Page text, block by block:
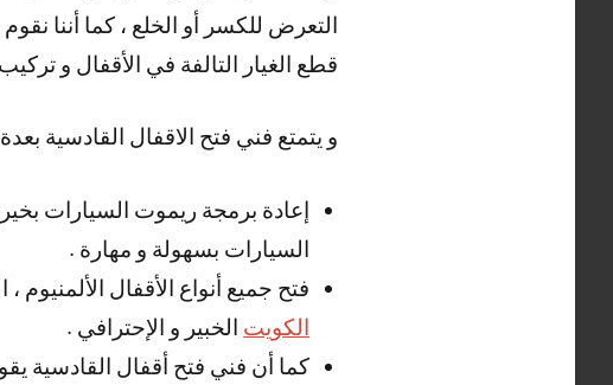
التعرض للكسر أو الخلع ، كما أننا
قطع الغيار التالفة في الأقفال و
و يتمتع فني فتح الاقفال القادسية
إعادة برمجة ريموت السيارات
السيارات بسهولة و مهارة .
فتح جميع أنواع الأقفال الألمنيوم
الكويت الخبير و الإحترافي .
كما أن فني فتح أقفال القادسية